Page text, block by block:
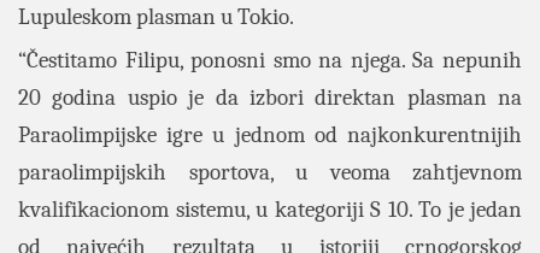
Lupuleskom plasman u Tokio.
“Čestitamo Filipu, ponosni smo na njega. Sa nepunih
20 godina uspio je da izbori direktan plasman na
Paraolimpijske igre u jednom od najkonkurentnijih
paraolimpijskih sportova, u veoma zahtjevnom
kvalifikacionom sistemu, u kategoriji S 10. To je jedan
od najvećih rezultata u istoriji crnogorskog